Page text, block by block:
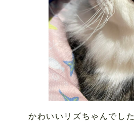
かわいいリズちゃんでした